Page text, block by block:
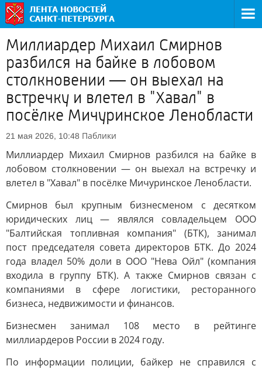
Миллиардер Михаил Смирнов
разбился на байке в лобовом
столкновении — он выехал на
встречку и влетел в "Хавал" в
посёлке Мичуринское Ленобласти
21 мая 2026, 10:48 Паблики
Миллиардер Михаил Смирнов разбился на байке в
лобовом столкновении — он выехал на встречку и
влетел в "Хавал" в посёлке Мичуринское Ленобласти.
Смирнов был крупным бизнесменом с десятком
юридических лиц — являлся совладельцем ООО
"Балтийская топливная компания" (БТК), занимал
пост председателя совета директоров БТК. До 2024
года владел 50% доли в ООО "Нева Ойл" (компания
входила в группу БТК). А также Смирнов связан с
компаниями в сфере логистики, ресторанного
бизнеса, недвижимости и финансов.
Бизнесмен занимал 108 место в рейтинге
миллиардеров России в 2024 году.
По информации полиции, байкер не справился с